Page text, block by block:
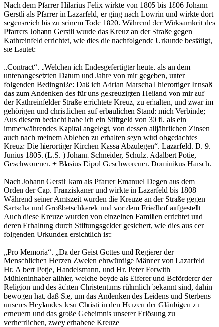
Nach dem Pfarrer Hilarius Felix wirkte von 1805 bis 1806 Johann
Gerstli als Pfarrer in Lazarfeld, er ging nach Lowrin und wirkte dort
segensreich bis zu seinem Tode 1820. Während der Wirksamkeit des
Pfarrers Johann Gerstli wurde das Kreuz an der Straße gegen
Kathreinfeld errichtet, wie dies die nachfolgende Urkunde bestätigt,
sie Lautet:
„Contract“. „Welchen ich Endesgefertigter heute, als an dem
untenangesetzten Datum und Jahre von mir gegeben, unter
folgenden Bedingniße: Daß ich Adrian Marschall hierortiger Innsaß
das zum Andenken des für uns gekreuzigten Heiland von mir auf
der Kathreinfelder Straße errichtete Kreuz, zu erhalten, und zwar im
gehörigen und christlichen auf erbaulichen Stand: mich Verbinde;
Aus diesem bedacht habe ich ein Stiftgeld von 30 fl. als ein
immerwährendes Kapital angelegt, von dessen alljährlichen Zinsen
auch nach meinem Ableben zu erhalten seyn wird obgedachtes
Kreuz: Die hierortiger Kirchen Kassa Abzulegen“. Lazarfeld. D. 9.
Junius 1805. (L.S. ) Johann Schneider, Schulz. Adalbert Potie,
Geschworener. + Blasius Dipol Geschworener. Dominikus Harsch.
Nach Johann Gerstli kam als Pfarrer Emanuel Degen aus dem
Orden der Cap. Franziskaner und wirkte in Lazarfeld bis 1808.
Während seiner Amtszeit wurden die Kreuze an der Straße gegen
Sartscha und Großbetschkerek und vor dem Friedhof aufgestellt.
Auch diese Kreuze wurden von einzelnen Familien errichtet und
deren Erhaltung durch Stiftungsgelder gesichert, wie dies aus der
folgenden Urkunden ersichtlich ist:
„Pro Memoria“. „Da der Geist Gottes und Regierer der
Menschlichen Herzen Zweien ehrwürdige Männer von Lazarfeld
Hr. Albert Potje, Handelsmann, und Hr. Peter Forwith
Mühleninhaber allhier, welche beyde als Eiferer und Beförderer der
Religion und des ächten Christentums rühmlich bekannt sind, dahin
bewogen hat, daß Sie, um das Andenken des Leidens und Sterbens
unseres Heylandes Jesu Christi in den Herzen der Gläubigen zu
erneuern und das große Geheimnis unserer Erlösung zu
verherrlichen, zwey erhabene Kreuze